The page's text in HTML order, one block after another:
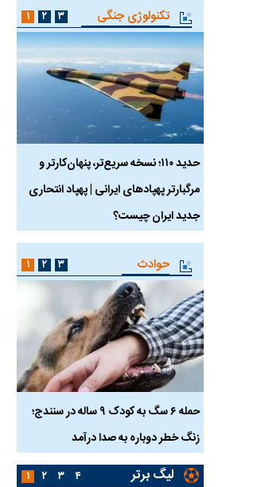
تکنولوژی جنگی
حدید ۱۱۰؛ نسخه سریع‌تر، پنهان‌کارتر و
مرگبارتر پهپادهای ایرانی | پهپاد انتحاری
جدید ایران چیست؟
۱ ۲ ۳
حوادث
حمله ۶ سگ به کودک ۹ ساله در سنندج؛
زنگ خطر دوباره به صدا درآمد
۱ ۲ ۳
لیگ برتر ۱ ۲ ۳ ۴